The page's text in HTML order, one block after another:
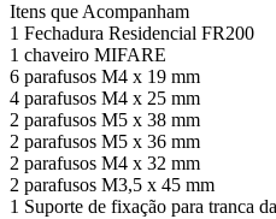
Itens que Acompanham
1 Fechadura Residencial FR200
1 chaveiro MIFARE
6 parafusos M4 x 19 mm
4 parafusos M4 x 25 mm
2 parafusos M5 x 38 mm
2 parafusos M5 x 36 mm
2 parafusos M4 x 32 mm
2 parafusos M3,5 x 45 mm
1 Suporte de fixação para tranca